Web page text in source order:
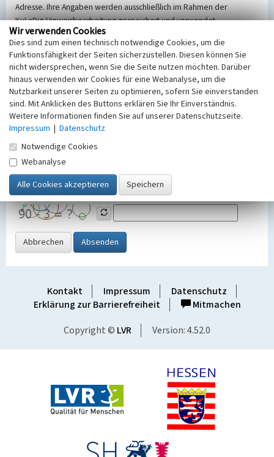
Adresse. Ihre Angaben werden ausschließlich im Rahmen der
KuLaDig-Hinweisbearbeitung gespeichert und verwendet.
Selbstverständlich werden diese entsprechend der Vorschriften des
Telemediengesetzes, des Datenschutzgesetzes NRW und der seit
dem 25.05.2018 gültigen Europäischen Datenschutzgrundverordnung
(EU-DSGVO) vertraulich behandelt, beachten Sie bitte unsere
Hinweise zumDatenschutz
Nachricht
SicherheitsabfrageTragen Sie unten das Rechenergebnis aus der
Grafik ein
Abbrechen Absenden
Kontakt Impressum
Datenschutz
Erklärung zur Barrierefreiheit
Mitmachen
Copyright © LVR Version: 4.52.0
Wir verwenden Cookies
Dies sind zum einen technisch notwendige Cookies, um die
Funktionsfähigkeit der Seiten sicherzustellen. Diesen können Sie
nicht widersprechen, wenn Sie die Seite nutzen möchten. Darüber
hinaus verwenden wir Cookies für eine Webanalyse, um die
Nutzbarkeit unserer Seiten zu optimieren, sofern Sie einverstanden
sind. Mit Anklicken des Buttons erklären Sie Ihr Einverständnis.
Weitere Informationen finden Sie auf unserer Datenschutzseite.
Impressum | Datenschutz
Notwendige Cookies
Webanalyse